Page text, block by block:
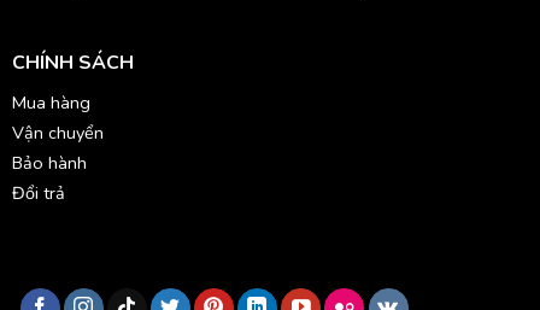
CHÍNH SÁCH
Mua hàng
Vận chuyển
Bảo hành
Đổi trả